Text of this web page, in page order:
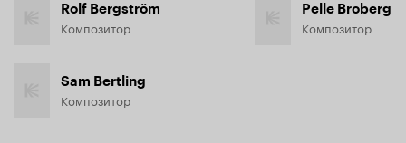
Rolf Bergström
Композитор
Sam Bertling
Композитор
Pelle Broberg
Композитор